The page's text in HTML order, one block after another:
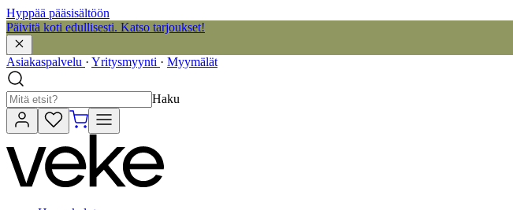
Hyppää pääsisältöön
Päivitä koti edullisesti. Katso tarjoukset!
Asiakaspalvelu · Yritysmyynti · Myymälät
Haku